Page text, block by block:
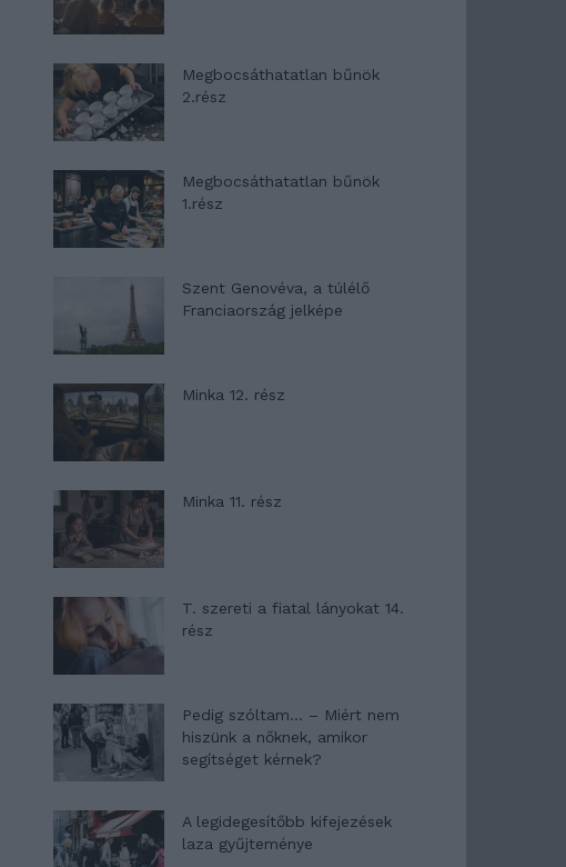
Megbocsáthatatlan bűnök
2.rész
Megbocsáthatatlan bűnök
1.rész
Szent Genovéva, a túlélő
Franciaország jelképe
Minka 12. rész
Minka 11. rész
T. szereti a fiatal lányokat 14.
rész
Pedig szóltam… – Miért nem
hiszünk a nőknek, amikor
segítséget kérnek?
A legidegesítőbb kifejezések
laza gyűjteménye